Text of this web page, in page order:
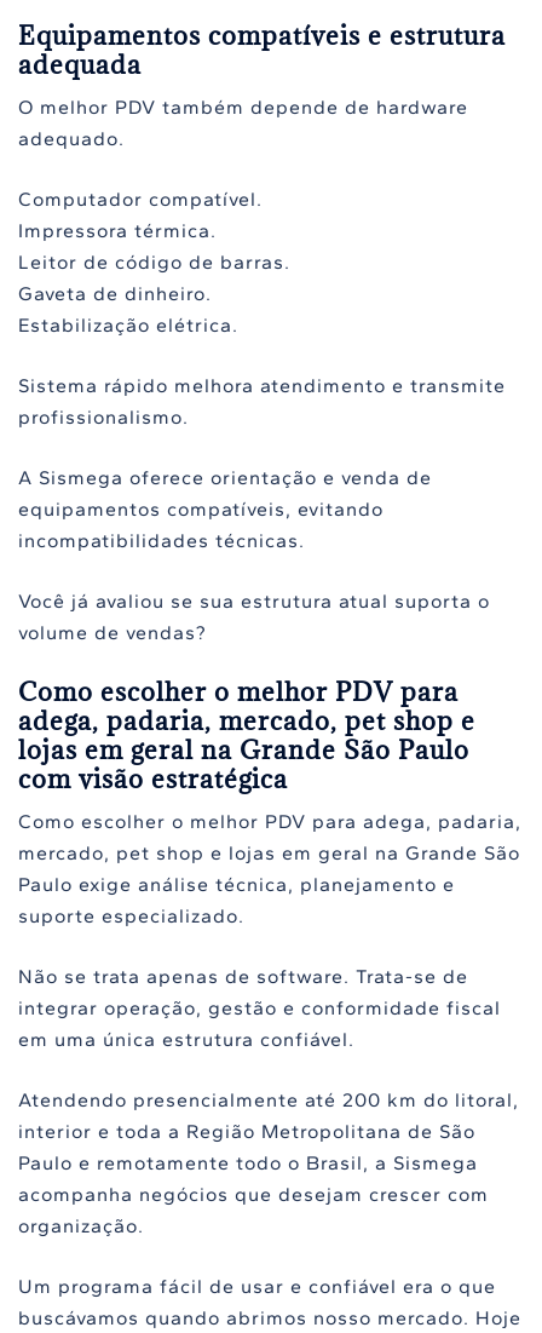
Equipamentos compatíveis e estrutura
adequada
O melhor PDV também depende de hardware
adequado.
Computador compatível.
Impressora térmica.
Leitor de código de barras.
Gaveta de dinheiro.
Estabilização elétrica.
Sistema rápido melhora atendimento e transmite
profissionalismo.
A Sismega oferece orientação e venda de
equipamentos compatíveis, evitando
incompatibilidades técnicas.
Você já avaliou se sua estrutura atual suporta o
volume de vendas?
Como escolher o melhor PDV para
adega, padaria, mercado, pet shop e
lojas em geral na Grande São Paulo
com visão estratégica
Como escolher o melhor PDV para adega, padaria,
mercado, pet shop e lojas em geral na Grande São
Paulo exige análise técnica, planejamento e
suporte especializado.
Não se trata apenas de software. Trata-se de
integrar operação, gestão e conformidade fiscal
em uma única estrutura confiável.
Atendendo presencialmente até 200 km do litoral,
interior e toda a Região Metropolitana de São
Paulo e remotamente todo o Brasil, a Sismega
acompanha negócios que desejam crescer com
organização.
Um programa fácil de usar e confiável era o que
buscávamos quando abrimos nosso mercado. Hoje